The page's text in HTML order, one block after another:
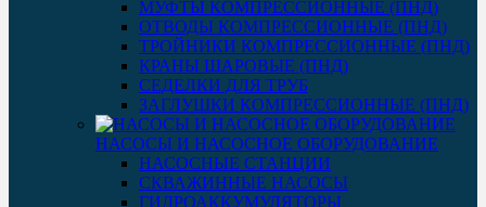
МУФТЫ КОМПРЕССИОННЫЕ (ПНД)
ОТВОДЫ КОМПРЕССИОННЫЕ (ПНД)
ТРОЙНИКИ КОМПРЕССИОННЫЕ (ПНД)
КРАНЫ ШАРОВЫЕ (ПНД)
СЕДЕЛКИ ДЛЯ ТРУБ
ЗАГЛУШКИ КОМПРЕССИОННЫЕ (ПНД)
НАСОСЫ И НАСОСНОЕ ОБОРУДОВАНИЕ
НАСОСНЫЕ СТАНЦИИ
СКВАЖИННЫЕ НАСОСЫ
ГИДРОАККУМУЛЯТОРЫ